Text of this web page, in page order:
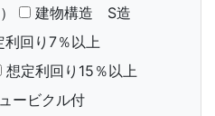
建物構造 S造
利回り7％以上
想定利回り15％以上
ービクル付